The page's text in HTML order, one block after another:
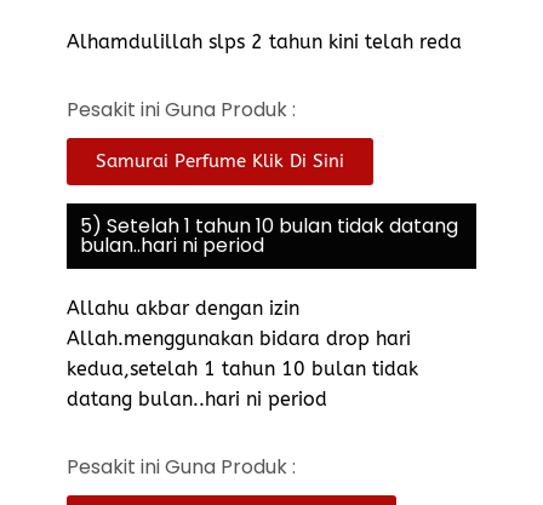
Alhamdulillah slps 2 tahun kini telah reda
Pesakit ini Guna Produk :
Samurai Perfume Klik Di Sini
5) Setelah 1 tahun 10 bulan tidak datang
bulan..hari ni period
Allahu akbar dengan izin
Allah.menggunakan bidara drop hari
kedua,setelah 1 tahun 10 bulan tidak
datang bulan..hari ni period
Pesakit ini Guna Produk :